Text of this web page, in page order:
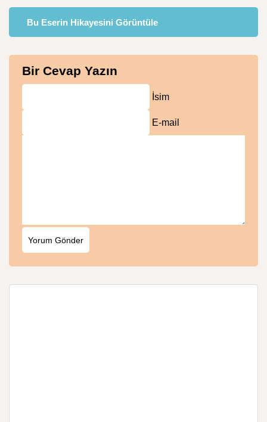
Bu Eserin Hikayesini Görüntüle
Bir Cevap Yazın
İsim
E-mail